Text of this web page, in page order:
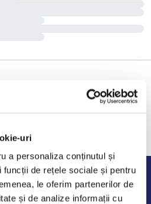
uri
a personaliza conținutul și
funcții de rețele sociale și pentru
le oferim partenerilor de
și de analize informații cu